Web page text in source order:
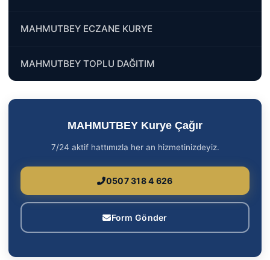
MAHMUTBEY ECZANE KURYE
MAHMUTBEY TOPLU DAĞITIM
MAHMUTBEY Kurye Çağır
7/24 aktif hattımızla her an hizmetinizdeyiz.
0507 318 4 626
Form Gönder